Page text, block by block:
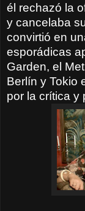
él rechazó la
y cancelaba
convirtió en
esporádicas
Garden, el
Berlín y Tokio
por la crítica y